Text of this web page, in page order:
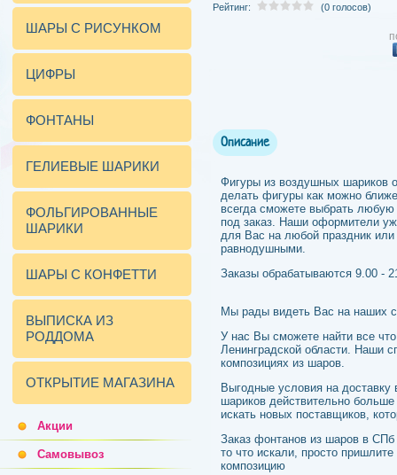
ШАРЫ С РИСУНКОМ
ЦИФРЫ
ФОНТАНЫ
ГЕЛИЕВЫЕ ШАРИКИ
ФОЛЬГИРОВАННЫЕ
ШАРИКИ
ШАРЫ С КОНФЕТТИ
ВЫПИСКА ИЗ
РОДДОМА
ОТКРЫТИЕ МАГАЗИНА
Акции
Самовывоз
Рейтинг: (0 голосов)
Описание
Фигуры из воздушных шариков
делать фигуры как можно
всегда сможете выбрать
под заказ. Наши оформители
для Вас на любой праздник
равнодушными.
Заказы обрабатываются 9.00 -
Мы рады видеть Вас на наших
У нас Вы сможете найти все
Ленинградской области. Наши
композициях из шаров.
Выгодные условия на
шариков действительно
искать новых поставщиков,
Заказ фонтанов из шаров в
то что искали, просто
композицию